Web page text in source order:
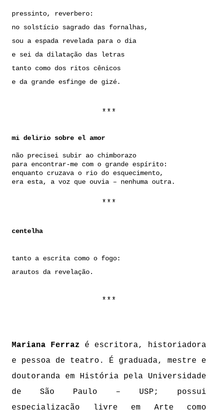
pressinto, reverbero:
no solstício sagrado das fornalhas,
sou a espada revelada para o dia
e sei da dilatação das letras
tanto como dos ritos cênicos
e da grande esfinge de gizé.
***
mi delirio sobre el amor
não precisei subir ao chimborazo
para encontrar-me com o grande espírito:
enquanto cruzava o rio do esquecimento,
era esta, a voz que ouvia – nenhuma outra.
***
centelha
tanto a escrita como o fogo:
arautos da revelação.
***
Mariana Ferraz é escritora, historiadora
e pessoa de teatro. É graduada, mestre e
doutoranda em História pela Universidade
de São Paulo – USP; possui
especialização livre em Arte como